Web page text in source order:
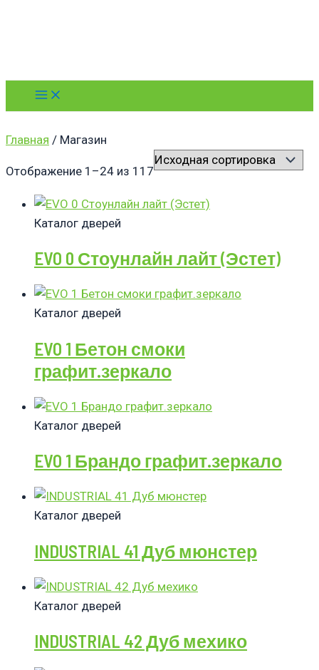
Main
Menu
Главная / Магазин
Отображение 1–24 из 117
Каталог дверей
EVO 0 Стоунлайн лайт (Эстет)
Каталог дверей
EVO 1 Бетон смоки
графит.зеркало
Каталог дверей
EVO 1 Брандо графит.зеркало
Каталог дверей
INDUSTRIAL 41 Дуб мюнстер
Каталог дверей
INDUSTRIAL 42 Дуб мехико